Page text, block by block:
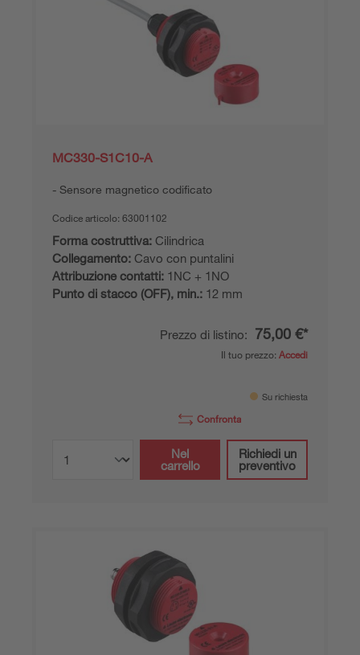
MC330-S1C10-A
Sensore magnetico codificato
Codice articolo: 63001102
Forma costruttiva: Cilindrica
Collegamento: Cavo con puntalini
Attribuzione contatti: 1NC + 1NO
Punto di stacco (OFF), min.: 12 mm
Prezzo di listino: 75,00 €*
Il tuo prezzo: Accedi
Su richiesta
Confronta
Nel
carrello
Richiedi un
preventivo